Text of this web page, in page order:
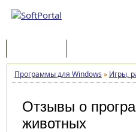
Программы для Windows » Игры,
Отзывы о
животных